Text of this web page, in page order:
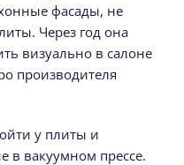
фасады, не
Через год она
визуально в салоне
производителя
у плиты и
в вакуумном прессе.